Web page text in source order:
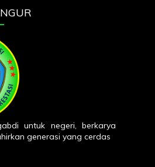
untuk negeri, berkarya
generasi yang cerdas